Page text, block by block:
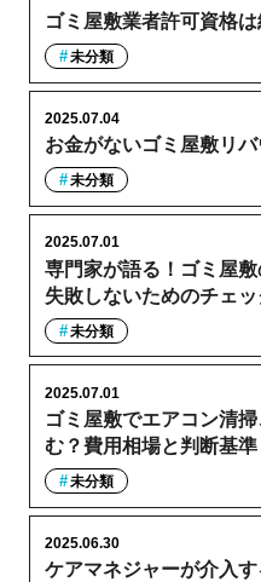
ゴミ屋敷業者許可資格
未分類
お金がないゴミ屋敷リ
2025.07.04
未分類
専門家が語る！ゴミ屋敷
失敗しないためのチェッ
2025.07.01
未分類
ゴミ屋敷でエアコン清
む？費用相場と判断基準
2025.07.01
未分類
ケアマネジャーが介入
2025.06.30